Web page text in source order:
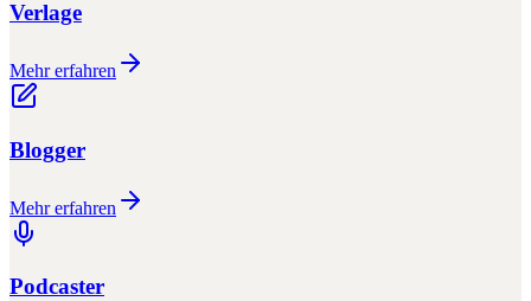
Verlage
Mehr erfahren
Blogger
Mehr erfahren
Podcaster